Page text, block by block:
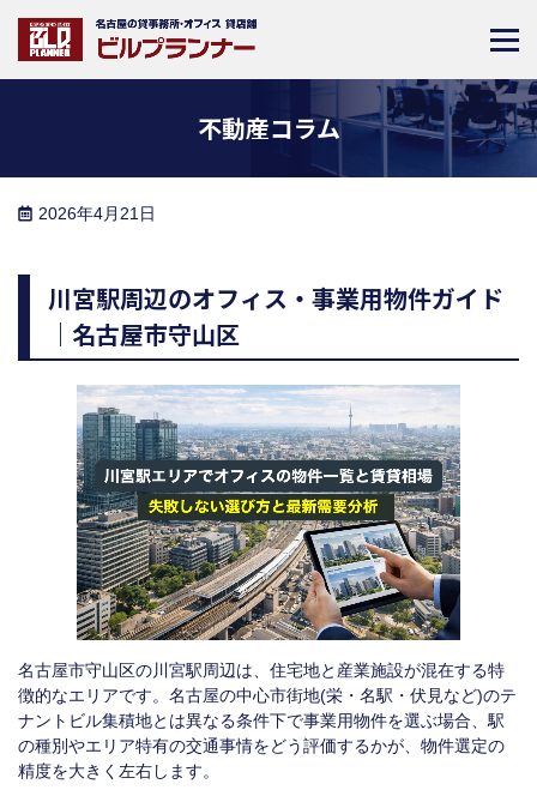
不動産コラム
2026年4月21日
川宮駅周辺のオフィス・事業用物件ガイド
｜名古屋市守山区
名古屋市守山区の川宮駅周辺は、住宅地と産業施設が混在する特
徴的なエリアです。名古屋の中心市街地(栄・名駅・伏見など)のテ
ナントビル集積地とは異なる条件下で事業用物件を選ぶ場合、駅
の種別やエリア特有の交通事情をどう評価するかが、物件選定の
精度を大きく左右します。